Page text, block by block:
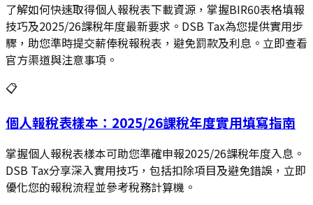
了解如何快速取得個人報稅表下載資源，掌握BIR60表格填報
技巧及2025/26課稅年度最新要求。DSB Tax為您提供實用步
驟，助您準時提交薪俸稅報稅表，避免罰款及利息。立即查看
官方渠道與注意事項。
📋
個人報稅表樣本：2025/26課稅年度實用填寫指南
掌握個人報稅表樣本可助您準確申報2025/26課稅年度入息。
DSB Tax分享深入實用技巧，包括扣除項目及避免錯誤，立即
優化您的報稅流程並參考稅務計算機。